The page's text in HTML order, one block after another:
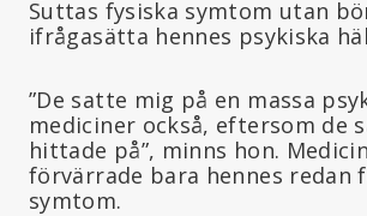
Suttas fysiska symtom utan
ifrågasätta hennes psykiska
”De satte mig på en massa
mediciner också, eftersom de
hittade på”, minns hon.
förvärrade bara hennes redan
symtom.